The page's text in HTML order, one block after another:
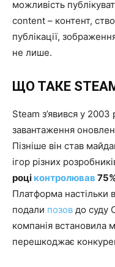
можливість
content – контент,
публікації,
не лише.
ЩО ТАКЕ
Steam з’явився у
завантаження
Пізніше він став
ігор різних
році контролював
Платформа настільки
подали позов до суду
компанія встановила
перешкоджає